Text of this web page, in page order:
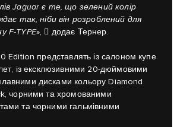
Jaguar є те, що зелений колір
так, ніби він розроблений для
F-TYPE»,  додає Тернер.
Edition представлять із салоном купе
із ексклюзивними 20-дюймовими
дисками кольору Diamond
чорними та хромованими
та чорними гальмівними